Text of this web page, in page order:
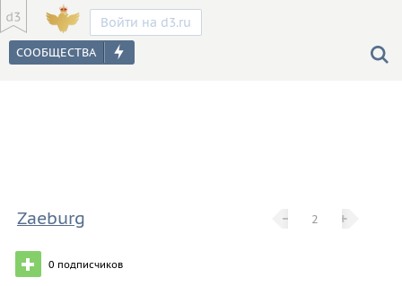
Войти на d3.ru
− 2 +
Zaeburg
0 подписчиков